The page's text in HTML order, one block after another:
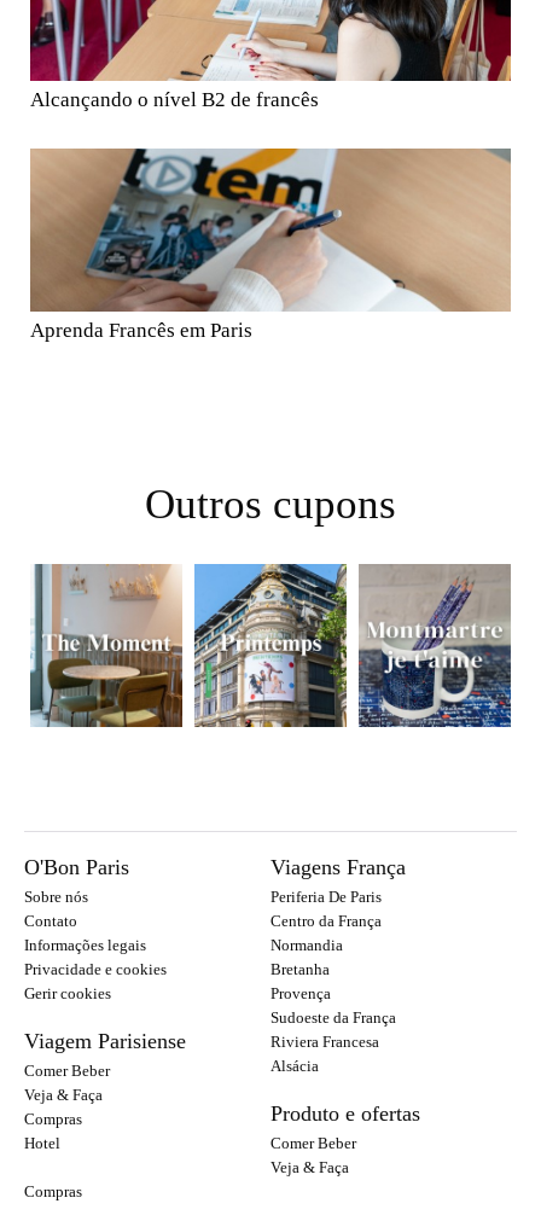
Alcançando o nível B2 de francês
Aprenda Francês em Paris
Outros cupons
O'Bon Paris
Sobre nós
Contato
Informações legais
Privacidade e cookies
Gerir cookies
Viagem Parisiense
Comer Beber
Veja & Faça
Compras
Hotel
Viagens França
Periferia De Paris
Centro da França
Normandia
Bretanha
Provença
Sudoeste da França
Riviera Francesa
Alsácia
Produto e ofertas
Comer Beber
Veja & Faça
Compras